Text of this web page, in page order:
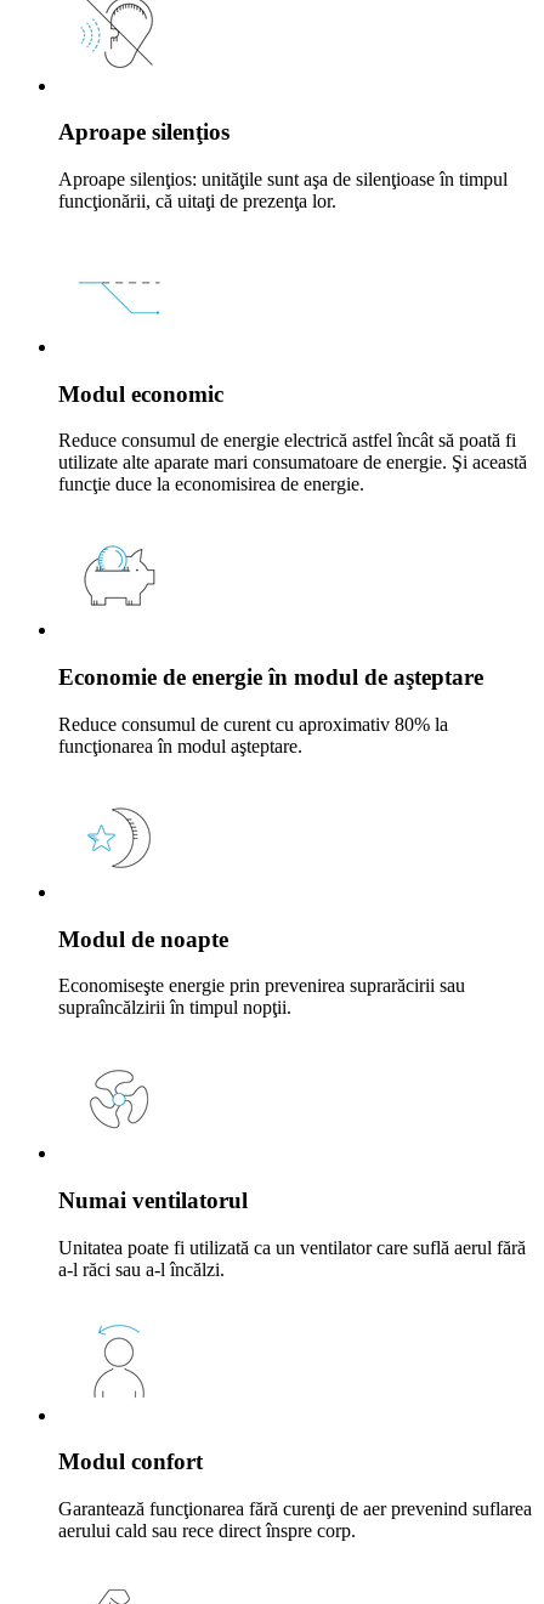
Aproape silenţios
Aproape silenţios: unităţile sunt aşa de silenţioase în timpul
funcţionării, că uitaţi de prezenţa lor.
Modul economic
Reduce consumul de energie electrică astfel încât să poată fi
utilizate alte aparate mari consumatoare de energie. Şi această
funcţie duce la economisirea de energie.
Economie de energie în modul de aşteptare
Reduce consumul de curent cu aproximativ 80% la
funcţionarea în modul aşteptare.
Modul de noapte
Economiseşte energie prin prevenirea suprarăcirii sau
supraîncălzirii în timpul nopţii.
Numai ventilatorul
Unitatea poate fi utilizată ca un ventilator care suflă aerul fără
a-l răci sau a-l încălzi.
Modul confort
Garantează funcţionarea fără curenţi de aer prevenind suflarea
aerului cald sau rece direct înspre corp.